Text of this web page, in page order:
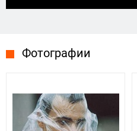
Фотографии